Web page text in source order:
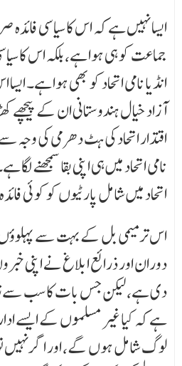
ایسا نہیں ہے کہ اس کا سیاسی فائدہ
جماعت کو ہی ہوا ہے، بلکہ اس کا
انڈیا نامی اتحاد کو بھی ہوا ہے۔
آزاد خیال ہندوستانی ان کے
اقتدار اتحاد کی ہٹ دھرمی کی وجہ سے
نامی اتحاد میں ہی اپنی بقا سمجھنے
اتحاد میں شامل پارٹیوں کو کوئی
اس ترمیمی بل کے بہت سے
دوران اور ذرائع ابلاغ نے اپنی
دی ہے، لیکن جس بات کا سب سے
ہے کہ کیا غیر مسلموں کے ایسے
لوگ شامل ہوں گے، اور اگر نہیں